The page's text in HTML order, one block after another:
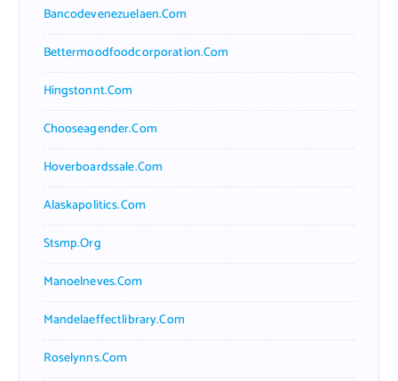
Bancodevenezuelaen.com
Bettermoodfoodcorporation.com
Hingstonnt.com
Chooseagender.com
Hoverboardssale.com
Alaskapolitics.com
Stsmp.org
Manoelneves.com
Mandelaeffectlibrary.com
Roselynns.com